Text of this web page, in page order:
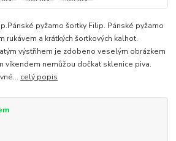
pyžamo šortky Filip. Pánské pyžamo
rukávem a krátkých šortkových kalhot.
výstřihem je zdobeno veselým obrázkem
víkendem nemůžou dočkat sklenice piva.
celý popis